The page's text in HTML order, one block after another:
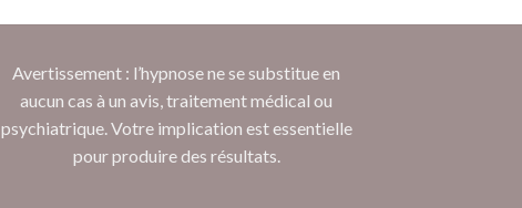
Avertissement : l’hypnose ne se substitue en
aucun cas à un avis, traitement médical ou
psychiatrique. Votre implication est essentielle
pour produire des résultats.